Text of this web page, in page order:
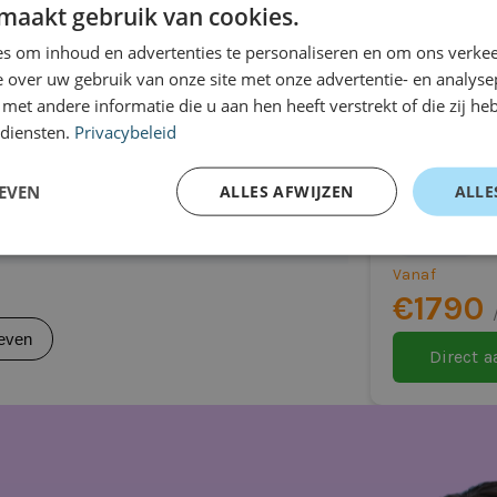
lease het beste afsluiten in de vorm
inkoopbeleid en het in-huis-
aantrekkelijke shortlease tarieven
Met een korte termijn lease kun je snel
autobranche.
EQE
SUV
Vanaf
€1790
Direct
gebruik van cookies.
om inhoud en advertenties te personaliseren en om ons
uw gebruik van onze site met onze advertentie- en
andere informatie die u aan hen heeft verstrekt of die zij
Privacybeleid
ALLES AFWIJZEN